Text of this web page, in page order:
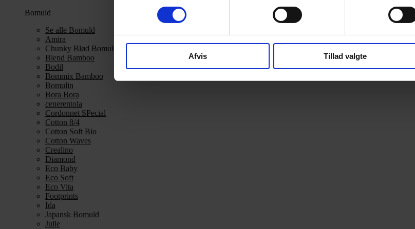
Afvis Tillad valgte
Bomuld
Se alle Bomuld
Amira
Chunky Blød Bomuld
Blend Bamboo
Bodil
Bommix Bamboo
Bomulin
Bora Bora
cenerentola
Cordonnet SPecial
Cotton 8/4
Cotton Soft Bio
Cotton Waves
Crealino
Diamond
Eco Baby
Eco Soft
Eco Vita
Footprints
Ida
Japansk Bomuld
Julie